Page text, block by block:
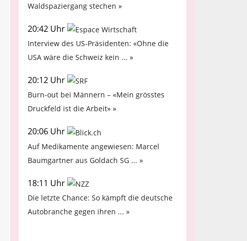
Waldspaziergang stechen »
20:42 Uhr
Interview des US-Präsidenten: «Ohne die
USA wäre die Schweiz kein ... »
20:12 Uhr
Burn-out bei Männern – «Mein grösstes
Druckfeld ist die Arbeit» »
20:06 Uhr
Auf Medikamente angewiesen: Marcel
Baumgartner aus Goldach SG ... »
18:11 Uhr
Die letzte Chance: So kämpft die deutsche
Autobranche gegen ihren ... »